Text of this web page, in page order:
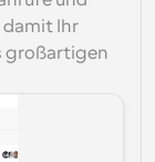
damit Ihr
großartigen